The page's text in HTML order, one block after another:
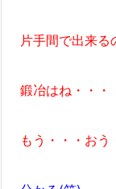
片手間で出来る
鍛冶はね・・・
もう・・・おう